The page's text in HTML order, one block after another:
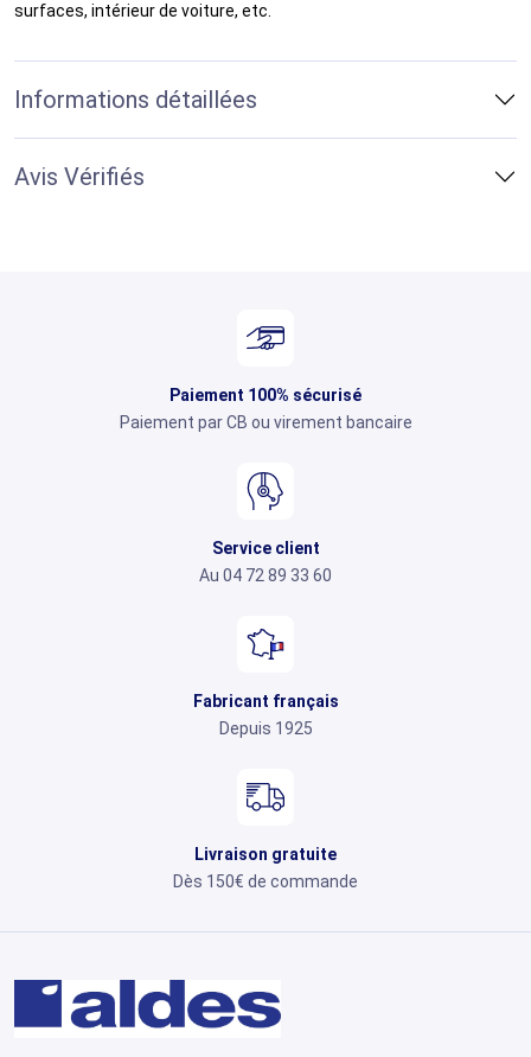
surfaces, intérieur de voiture, etc.
Informations détaillées
Avis Vérifiés
Paiement 100% sécurisé
Paiement par CB ou virement bancaire
Service client
Au 04 72 89 33 60
Fabricant français
Depuis 1925
Livraison gratuite
Dès 150€ de commande